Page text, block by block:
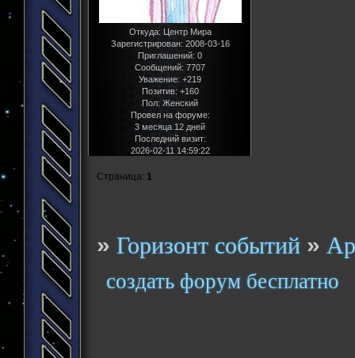
Откуда: Центр Мира
Зарегистрирован: 2008-03-16
Приглашений: 0
Сообщений: 7707
Уважение: +219
Позитив: +160
Пол:Женский
Провел на форуме:
3 месяца 12 дней
Последний визит:
2026-02-11 14:59:22
Страница: 1
»Горизонт событий »
создать форум бесплатно